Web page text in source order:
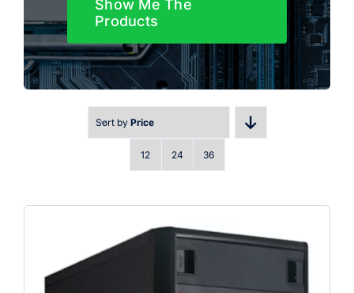
Show Me The
Products
Sort by Price
12 24 36